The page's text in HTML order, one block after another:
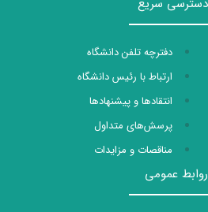
دسترسی سریع
دفترچه تلفن دانشگاه
ارتباط با رئیس دانشگاه
انتقادها و پیشنهادها
پرسش‌های متداول
مناقصات و مزایدات
روابط عمومی